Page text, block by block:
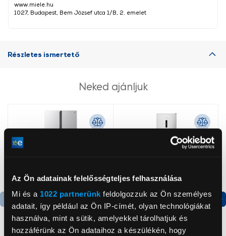
Az Ön adatainak felelősségteljes felhasználása
Mi és a 1022 partnerünk feldolgozzuk az Ön személyes
adatait, így például az Ön IP-címét, olyan technológiákat
használva, mint a sütik, amelyekkel tárolhatjuk és
hozzáférünk az Ön adataihoz a készülékén, hogy
www.miele.hu
1027, Budapest, Bem József utca 1/B, 2. emelet
Részletes ismertető
Neked ajánljuk
Termék adatlap